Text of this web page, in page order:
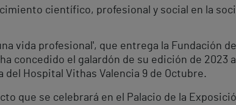
científico, profesional y social en la
vida profesional', que entrega la Fundación
concedido el galardón de su edición de 2023
Hospital Vithas Valencia 9 de Octubre.
que se celebrará en el Palacio de la